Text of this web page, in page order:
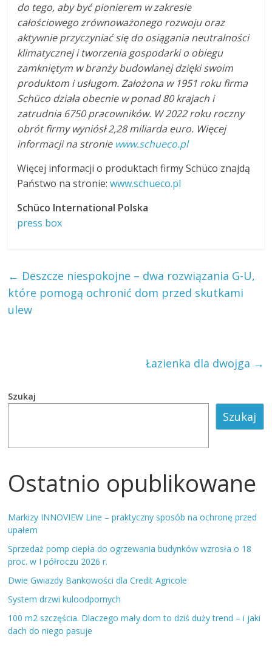
do tego, aby być pionierem w zakresie
całościowego zrównoważonego rozwoju oraz
aktywnie przyczyniać się do osiągania neutralności
klimatycznej i tworzenia gospodarki o obiegu
zamkniętym w branży budowlanej dzięki swoim
produktom i usługom. Założona w 1951 roku firma
Schüco działa obecnie w ponad 80 krajach i
zatrudnia 6750 pracowników. W 2022 roku roczny
obrót firmy wyniósł 2,28 miliarda euro. Więcej
informacji na stronie www.schueco.pl
Więcej informacji o produktach firmy Schüco znajdą
Państwo na stronie:www.schueco.pl
Schüco International Polska
press box
← Deszcze niespokojne – dwa rozwiązania G-U,
które pomogą ochronić dom przed skutkami
ulew
Łazienka dla dwojga →
Szukaj
Szukaj
Ostatnio opublikowane
Markizy INNOVIEW Line – praktyczny sposób na ochronę przed
upałem
Sprzedaż pomp ciepła do ogrzewania budynków wzrosła o 18
proc. w I półroczu 2026 r.
Dwie Gwiazdy Bankowości dla Credit Agricole
System drzwi kuloodpornych
100 m2 szczęścia. Dlaczego mały dom to dziś duży trend – i jaki
dach do niego pasuje